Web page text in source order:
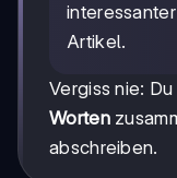
Artikel.
Vergiss nie:
Worten
abschreiben.